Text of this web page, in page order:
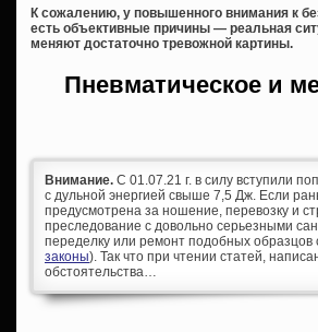
К сожалению, у повышенного внимания к
есть объективные причины — реальная
меняют достаточно тревожной картины.
Пневматическое и
Внимание. С 01.07.21 г. в силу вступили
с дульной энергией свыше 7,5 Дж. Если
предусмотрена за ношение, перевозку и
преследование с довольно серьезными
переделку или ремонт подобных образцов
законы). Так что при чтении статей,
обстоятельства…